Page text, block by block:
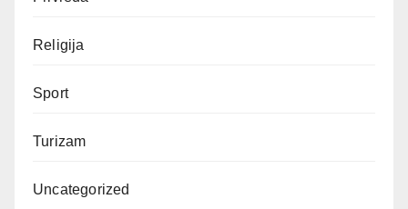
Religija
Sport
Turizam
Uncategorized